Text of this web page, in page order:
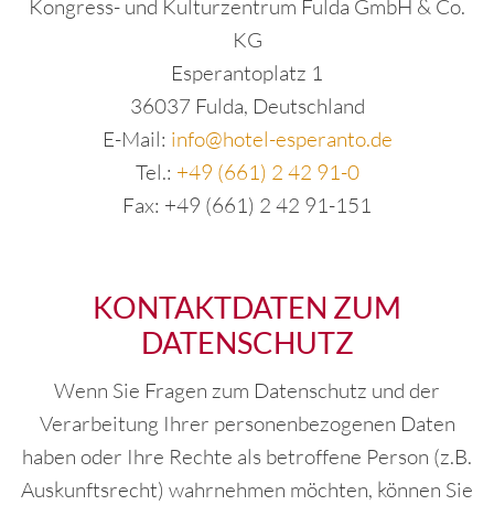
Kongress- und Kulturzentrum Fulda GmbH & Co.
KG
Esperantoplatz 1
36037 Fulda, Deutschland
E-Mail: info@hotel-esperanto.de
Tel.: +49 (661) 2 42 91-0
Fax: +49 (661) 2 42 91-151
KONTAKTDATEN ZUM
DATENSCHUTZ
Wenn Sie Fragen zum Datenschutz und der
Verarbeitung Ihrer personenbezogenen Daten
haben oder Ihre Rechte als betroffene Person (z.B.
Auskunftsrecht) wahrnehmen möchten, können Sie